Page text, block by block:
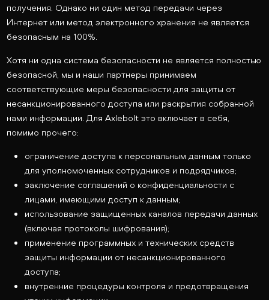
получения. Однако ни один метод передачи через
Интернет или метод электронного хранения не является
безопасным на 100%.
Хотя ни одна система безопасности не является полностью
безопасной, мы и наши партнеры принимаем
соответствующие меры безопасности для защиты от
несанкционированного доступа или раскрытия собранной
нами информации. Для Axlebolt это включает в себя,
помимо прочего:
ограничение доступа к персональным данным только
для уполномоченных сотрудников и подрядчиков;
заключение соглашений о конфиденциальности с
лицами, имеющими доступ к данным;
использование защищенных каналов передачи данных
(включая протоколы шифрования);
применение программных и технических средств
защиты информации от несанкционированного
доступа;
внутренние процедуры контроля и предотвращения